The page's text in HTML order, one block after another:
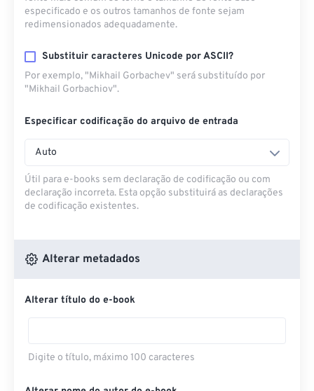
especificado e os outros tamanhos de fonte sejam
redimensionados adequadamente.
Substituir caracteres Unicode por ASCII?
Por exemplo, "Mikhail Gorbachev" será substituído por
"Mikhail Gorbachiov".
Especificar codificação do arquivo de entrada
Auto
Útil para e-books sem declaração de codificação ou com
declaração incorreta. Esta opção substituirá as declarações
de codificação existentes.
Alterar metadados
Alterar título do e-book
Digite o título, máximo 100 caracteres